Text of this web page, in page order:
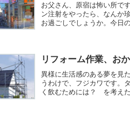
お父さん、原宿は怖い所で
ン注射をやったら、なんか
お過ごしでしょうか。今日
リフォーム作業、お
異様に生活感のある夢を見
うわけで、フジカワです。
く飲むためには？ を考え